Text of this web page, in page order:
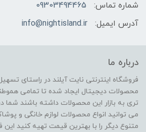
شماره تماس:
09303494465
آدرس ایمیل:
info@nightisland.ir
درباره ما
فروشگاه اینترنتی نایت آیلند در راستای
محصولات دیجیتال ایجاد شده تا تمامی
تری به بازار این محصولات داشته باشند شما
می توانید انواع محصولات لوازم خانگی و
متنوع دیگر را با بهترین قیمت تهیه کنید این